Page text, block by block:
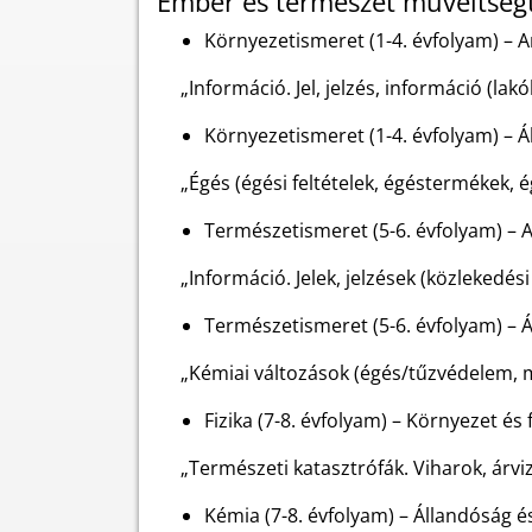
Környezetismeret (1-4. évfolyam) –
„Információ. Jel, jelzés, információ
Környezetismeret (1-4. évfolyam) –
„Égés (égési feltételek, égéstermékek,
Természetismeret (5-6. évfolyam)
„Információ. Jelek, jelzések
Természetismeret (5-6. évfolyam) –
„Kémiai változások (égés/tűzvédelem,
Fizika (7-8. évfolyam) – Környezet
„Természeti katasztrófák. Viharok,
Kémia (7-8. évfolyam) – Állandóság